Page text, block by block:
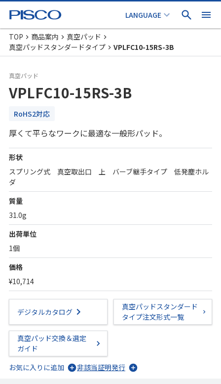
TOP 商品案内
真空パッド
真空パッドスタンダードタイプ
VPLFC10-15RS-3B
真空パッド
VPLFC10-15RS-3B
RoHS2対応
厚くて平らなワークに最適な一般形パッド。
形状
スプリング式 真空取出口 上 バーブ継手タイプ 低発塵ホル
ダ
質量
31.0g
出荷単位
1個
価格
¥10,714
デジタルカタログ
真空パッドスタンダード
タイプ注文形式一覧
真空パッド交換＆選定
ガイド
お気に入りに追加
非該当証明発行